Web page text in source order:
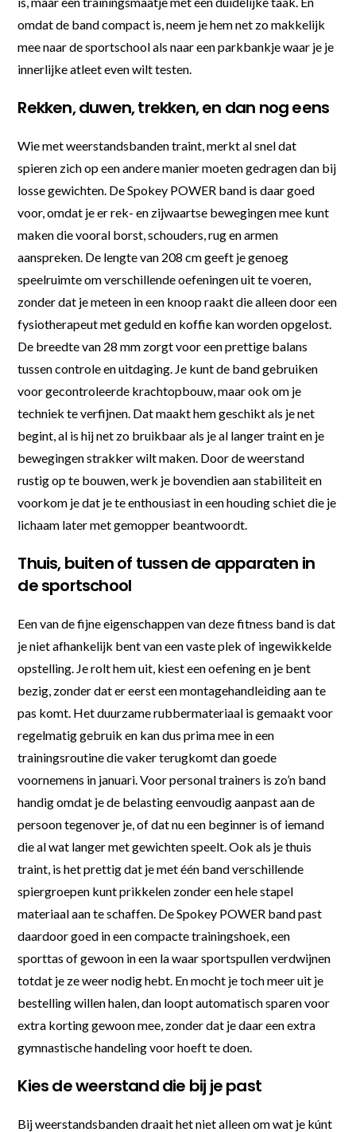
omdat de band compact is, neem je hem net zo makkelijk
mee naar de sportschool als naar een parkbankje waar je je
innerlijke atleet even wilt testen.
Rekken, duwen, trekken, en dan nog eens
Wie met weerstandsbanden traint, merkt al snel dat
spieren zich op een andere manier moeten gedragen dan bij
losse gewichten. De Spokey POWER band is daar goed
voor, omdat je er rek- en zijwaartse bewegingen mee kunt
maken die vooral borst, schouders, rug en armen
aanspreken. De lengte van 208 cm geeft je genoeg
speelruimte om verschillende oefeningen uit te voeren,
zonder dat je meteen in een knoop raakt die alleen door een
fysiotherapeut met geduld en koffie kan worden opgelost.
De breedte van 28 mm zorgt voor een prettige balans
tussen controle en uitdaging. Je kunt de band gebruiken
voor gecontroleerde krachtopbouw, maar ook om je
techniek te verfijnen. Dat maakt hem geschikt als je net
begint, al is hij net zo bruikbaar als je al langer traint en je
bewegingen strakker wilt maken. Door de weerstand
rustig op te bouwen, werk je bovendien aan stabiliteit en
voorkom je dat je te enthousiast in een houding schiet die je
lichaam later met gemopper beantwoordt.
Thuis, buiten of tussen de apparaten in
de sportschool
Een van de fijne eigenschappen van deze fitness band is dat
je niet afhankelijk bent van een vaste plek of ingewikkelde
opstelling. Je rolt hem uit, kiest een oefening en je bent
bezig, zonder dat er eerst een montagehandleiding aan te
pas komt. Het duurzame rubbermateriaal is gemaakt voor
regelmatig gebruik en kan dus prima mee in een
trainingsroutine die vaker terugkomt dan goede
voornemens in januari. Voor personal trainers is zo’n band
handig omdat je de belasting eenvoudig aanpast aan de
persoon tegenover je, of dat nu een beginner is of iemand
die al wat langer met gewichten speelt. Ook als je thuis
traint, is het prettig dat je met één band verschillende
spiergroepen kunt prikkelen zonder een hele stapel
materiaal aan te schaffen. De Spokey POWER band past
daardoor goed in een compacte trainingshoek, een
sporttas of gewoon in een la waar sportspullen verdwijnen
totdat je ze weer nodig hebt. En mocht je toch meer uit je
bestelling willen halen, dan loopt automatisch sparen voor
extra korting gewoon mee, zonder dat je daar een extra
gymnastische handeling voor hoeft te doen.
Kies de weerstand die bij je past
Bij weerstandsbanden draait het niet alleen om wat je kúnt